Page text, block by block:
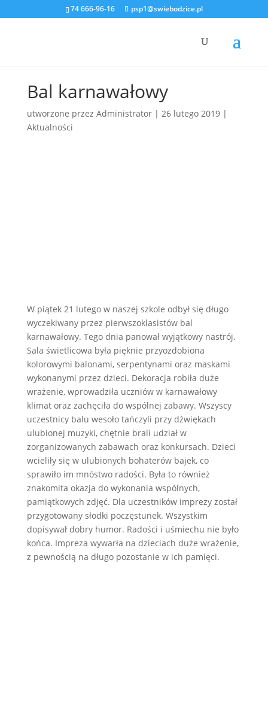
74 666-96-16 psp1@swiebodzice.pl
Bal karnawałowy
utworzone przez Administrator| 26 lutego 2019|
Aktualności
W piątek 21 lutego w naszej szkole odbył się długo
wyczekiwany przez pierwszoklasistów bal
karnawałowy. Tego dnia panował wyjątkowy nastrój.
Sala świetlicowa była pięknie przyozdobiona
kolorowymi balonami, serpentynami oraz maskami
wykonanymi przez dzieci. Dekoracja robiła duże
wrażenie, wprowadziła uczniów w karnawałowy
klimat oraz zachęciła do wspólnej zabawy. Wszyscy
uczestnicy balu wesoło tańczyli przy dźwiękach
ulubionej muzyki, chętnie brali udział w
zorganizowanych zabawach oraz konkursach. Dzieci
wcieliły się w ulubionych bohaterów bajek, co
sprawiło im mnóstwo radości. Była to również
znakomita okazja do wykonania wspólnych,
pamiątkowych zdjęć. Dla uczestników imprezy został
przygotowany słodki poczęstunek. Wszystkim
dopisywał dobry humor. Radości i uśmiechu nie było
końca. Impreza wywarła na dzieciach duże wrażenie,
z pewnością na długo pozostanie w ich pamięci.